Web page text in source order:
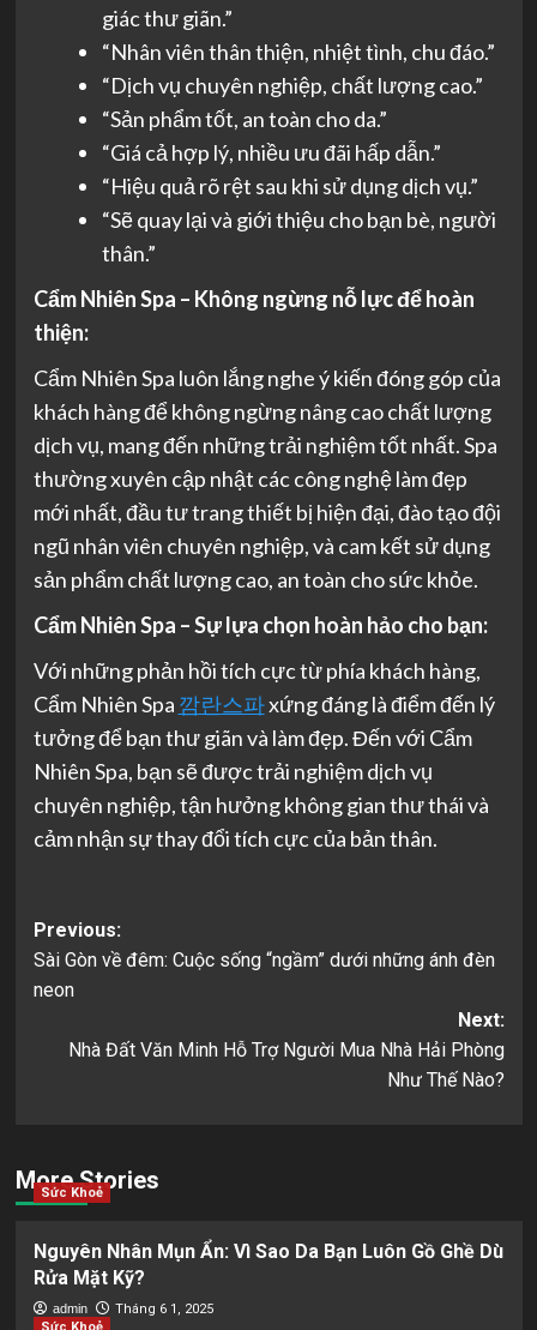
giác thư giãn.”
“Nhân viên thân thiện, nhiệt tình, chu đáo.”
“Dịch vụ chuyên nghiệp, chất lượng cao.”
“Sản phẩm tốt, an toàn cho da.”
“Giá cả hợp lý, nhiều ưu đãi hấp dẫn.”
“Hiệu quả rõ rệt sau khi sử dụng dịch vụ.”
“Sẽ quay lại và giới thiệu cho bạn bè, người
thân.”
Cẩm Nhiên Spa – Không ngừng nỗ lực để hoàn
thiện:
Cẩm Nhiên Spa luôn lắng nghe ý kiến đóng góp của
khách hàng để không ngừng nâng cao chất lượng
dịch vụ, mang đến những trải nghiệm tốt nhất. Spa
thường xuyên cập nhật các công nghệ làm đẹp
mới nhất, đầu tư trang thiết bị hiện đại, đào tạo đội
ngũ nhân viên chuyên nghiệp, và cam kết sử dụng
sản phẩm chất lượng cao, an toàn cho sức khỏe.
Cẩm Nhiên Spa – Sự lựa chọn hoàn hảo cho bạn:
Với những phản hồi tích cực từ phía khách hàng,
Cẩm Nhiên Spa 깜란스파xứng đáng là điểm đến lý
tưởng để bạn thư giãn và làm đẹp. Đến với Cẩm
Nhiên Spa, bạn sẽ được trải nghiệm dịch vụ
chuyên nghiệp, tận hưởng không gian thư thái và
cảm nhận sự thay đổi tích cực của bản thân.
Post
navigation
Previous:
Sài Gòn về đêm: Cuộc sống “ngầm” dưới những ánh đèn
neon
Next:
Nhà Đất Văn Minh Hỗ Trợ Người Mua Nhà Hải Phòng
Như Thế Nào?
More Stories
Sức Khoẻ
Nguyên Nhân Mụn Ẩn: Vì Sao Da Bạn Luôn Gồ Ghề Dù
Rửa Mặt Kỹ?
admin
Tháng 6 1, 2025